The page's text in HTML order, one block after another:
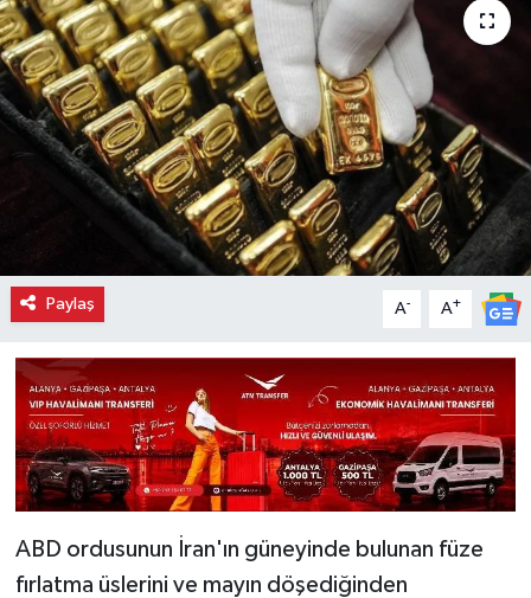
Paylaş A- A+
ABD ordusunun İran'ın güneyinde bulunan füze
fırlatma üslerini ve mayın döşediğinden